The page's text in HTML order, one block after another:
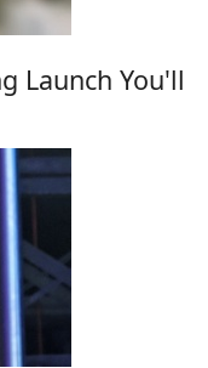
Launch You'll